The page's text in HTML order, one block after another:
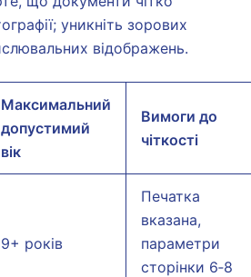
уникніть зорових
відображень.
Максимальний
допустимий
вік
Вимоги до
чіткості
9+ років
Печатка
вказана,
параметри
сторінки 6‑8